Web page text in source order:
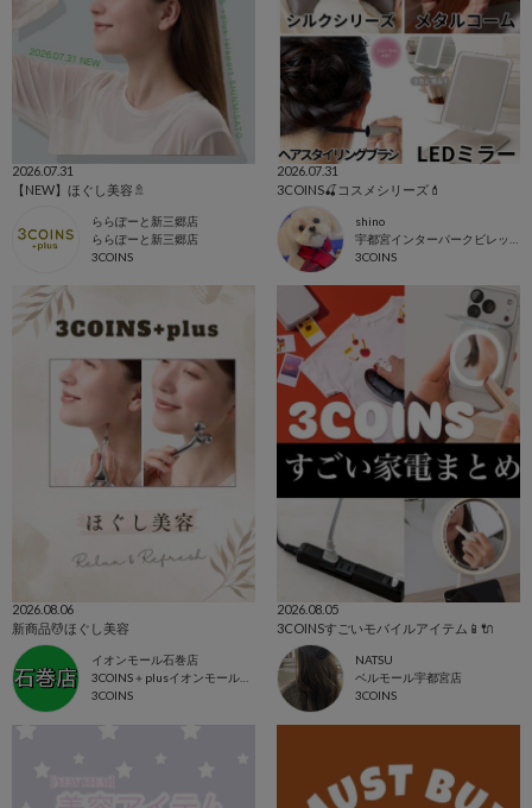
2026.07.31
【NEW】ほぐし美容🚿
ららぽーと新三郷店
ららぽーと新三郷店
3COINS
2026.07.31
3COINS🍒コスメシリーズ💄
shino
3COINS
2026.08.06
新商品💆ほぐし美容
イオンモール石巻店
3COINS＋plusイオンモール石巻店
3COINS
2026.08.05
3COINSすごいモバイルアイテム📱🔌
NATSU
ベルモール宇都宮店
3COINS